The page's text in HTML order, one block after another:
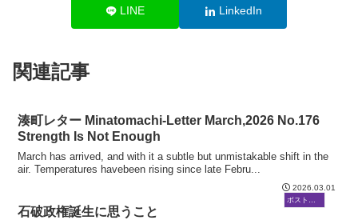
LINE LinkedIn
関連記事
湊町レター Minatomachi-Letter March,2026 No.176
Strength Is Not Enough
March has arrived, and with it a subtle but unmistakable shift in the
air. Temperatures havebeen rising since late Febru...
2026.03.01
ボストーク
石破政権誕生に思うこと